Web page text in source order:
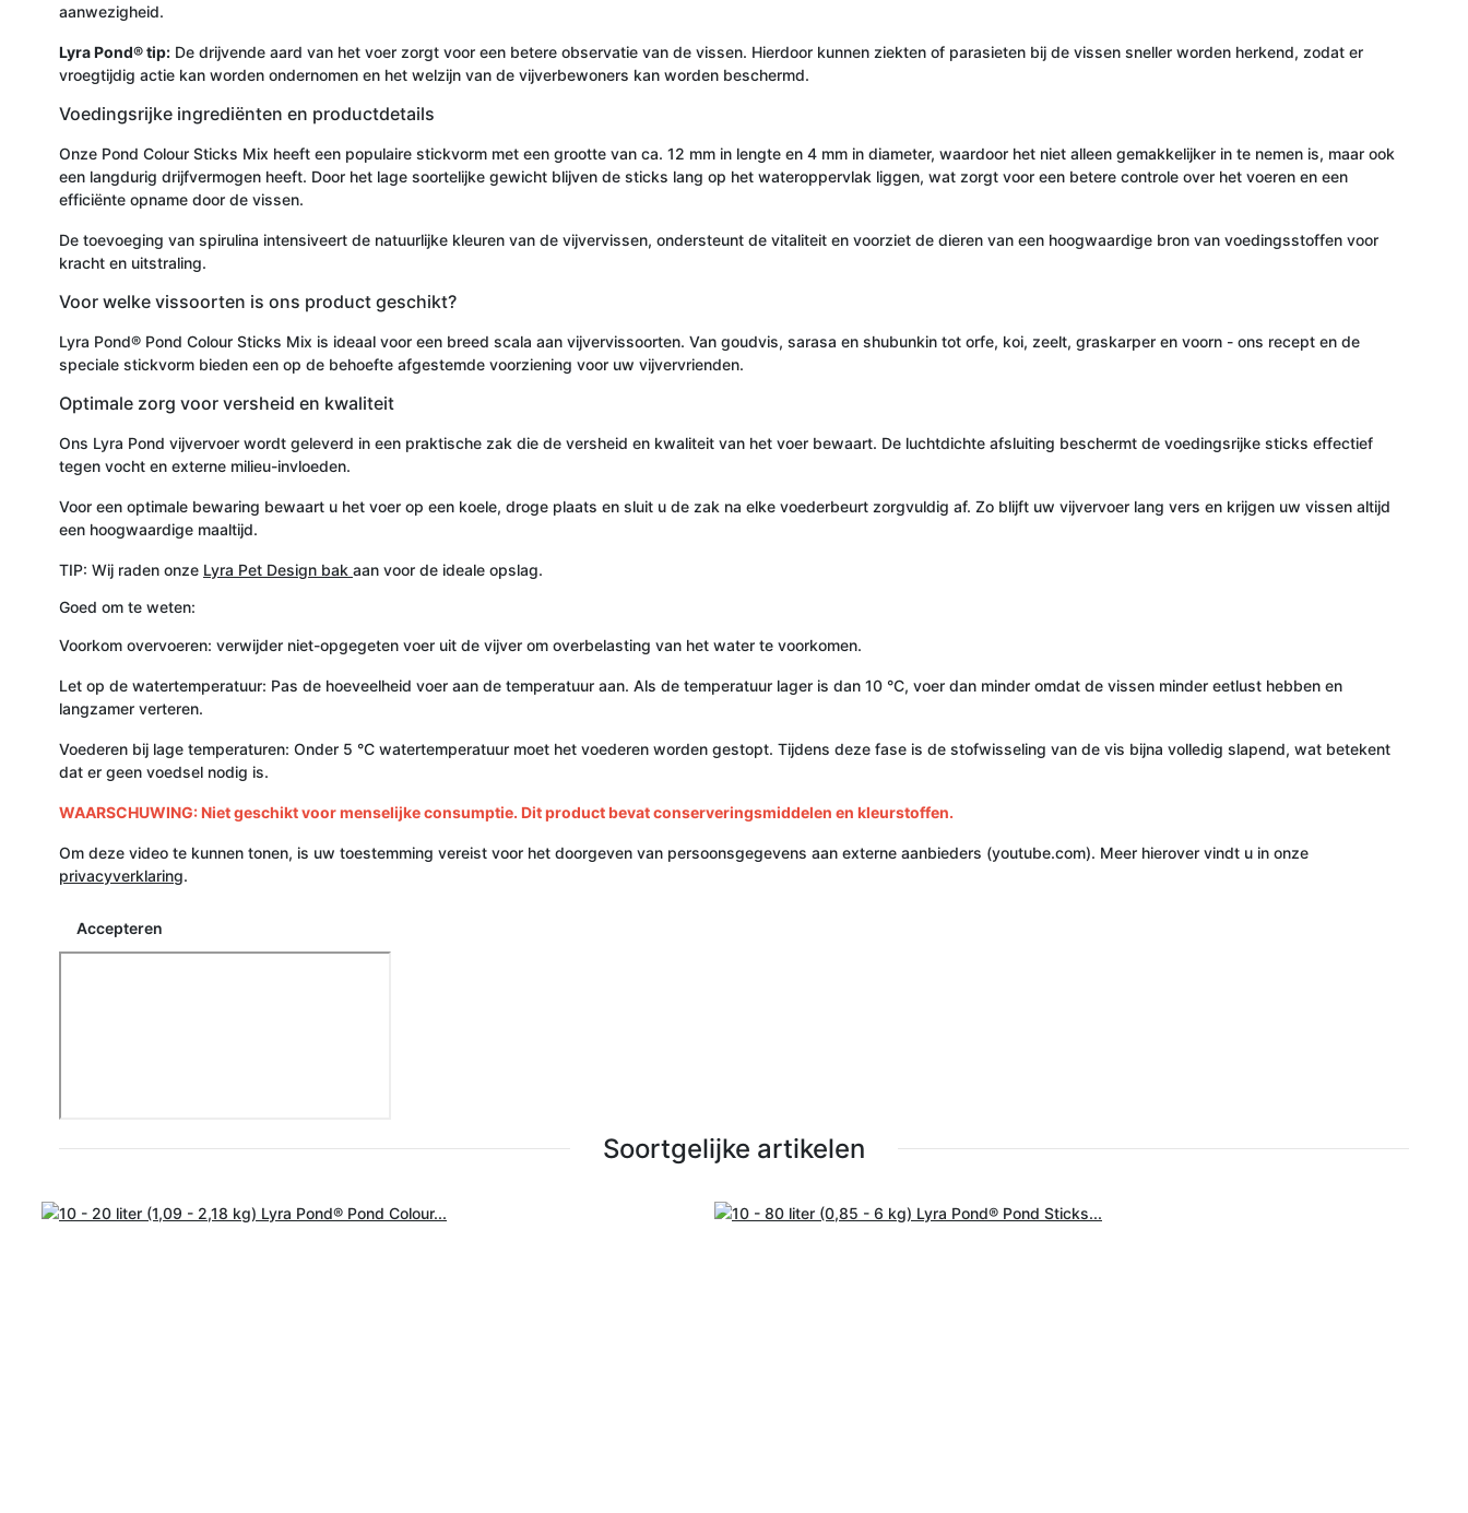
aanwezigheid.
Lyra Pond® tip: De drijvende aard van het voer zorgt voor een betere observatie van de vissen. Hierdoor kunnen ziekten of parasieten bij de vissen sneller worden herkend, zodat er
vroegtijdig actie kan worden ondernomen en het welzijn van de vijverbewoners kan worden beschermd.
Voedingsrijke ingrediënten en productdetails
Onze Pond Colour Sticks Mix heeft een populaire stickvorm met een grootte van ca. 12 mm in lengte en 4 mm in diameter, waardoor het niet alleen gemakkelijker in te nemen is, maar ook
een langdurig drijfvermogen heeft. Door het lage soortelijke gewicht blijven de sticks lang op het wateroppervlak liggen, wat zorgt voor een betere controle over het voeren en een
efficiënte opname door de vissen.
De toevoeging van spirulina intensiveert de natuurlijke kleuren van de vijvervissen, ondersteunt de vitaliteit en voorziet de dieren van een hoogwaardige bron van voedingsstoffen voor
kracht en uitstraling.
Voor welke vissoorten is ons product geschikt?
Lyra Pond® Pond Colour Sticks Mix is ideaal voor een breed scala aan vijvervissoorten. Van goudvis, sarasa en shubunkin tot orfe, koi, zeelt, graskarper en voorn - ons recept en de
speciale stickvorm bieden een op de behoefte afgestemde voorziening voor uw vijvervrienden.
Optimale zorg voor versheid en kwaliteit
Ons Lyra Pond vijvervoer wordt geleverd in een praktische zak die de versheid en kwaliteit van het voer bewaart. De luchtdichte afsluiting beschermt de voedingsrijke sticks effectief
tegen vocht en externe milieu-invloeden.
Voor een optimale bewaring bewaart u het voer op een koele, droge plaats en sluit u de zak na elke voederbeurt zorgvuldig af. Zo blijft uw vijvervoer lang vers en krijgen uw vissen altijd
een hoogwaardige maaltijd.
TIP: Wij raden onze Lyra Pet Design bak aan voor de ideale opslag.
Goed om te weten:
Voorkom overvoeren: verwijder niet-opgegeten voer uit de vijver om overbelasting van het water te voorkomen.
Let op de watertemperatuur: Pas de hoeveelheid voer aan de temperatuur aan. Als de temperatuur lager is dan 10 °C, voer dan minder omdat de vissen minder eetlust hebben en
langzamer verteren.
Voederen bij lage temperaturen: Onder 5 °C watertemperatuur moet het voederen worden gestopt. Tijdens deze fase is de stofwisseling van de vis bijna volledig slapend, wat betekent
dat er geen voedsel nodig is.
WAARSCHUWING: Niet geschikt voor menselijke consumptie. Dit product bevat conserveringsmiddelen en kleurstoffen.
Om deze video te kunnen tonen, is uw toestemming vereist voor het doorgeven van persoonsgegevens aan externe aanbieders (youtube.com). Meer hierover vindt u in onze
privacyverklaring.
Accepteren
Soortgelijke artikelen